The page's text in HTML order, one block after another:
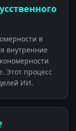
в
внутренние
Этот процесс
ИИ.